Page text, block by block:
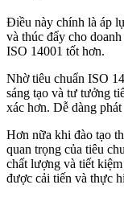
Điều này chính là áp
và thúc đẩy cho
ISO 14001 tốt hơn.
Nhờ tiêu chuẩn ISO
sáng tạo và tư tưởng
xác hơn. Dễ dàng
Hơn nữa khi đào tạo
quan trọng của tiêu
chất lượng và tiết
được cải tiến và thực